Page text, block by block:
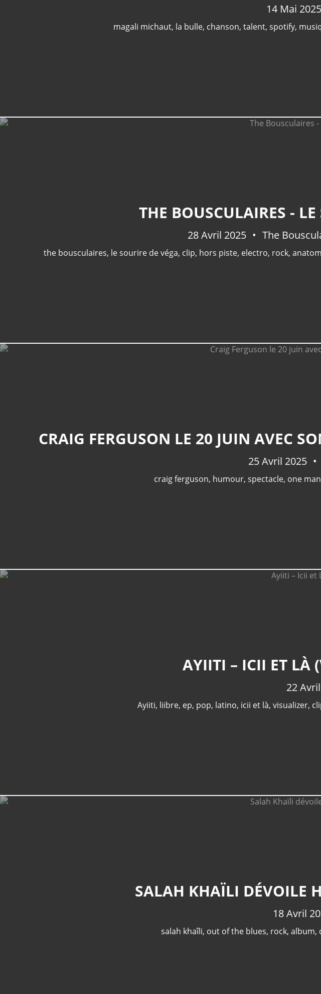
14 Mai 2025
magali michaut, la bulle, chanson, talent, spotify,
THE BOUSCULAIRES -
28 Avril 2025 The
the bousculaires, le sourire de véga, clip, hors piste, electro, rock,
CRAIG FERGUSON LE 20 JUIN AVEC
25 Avril 2025
craig ferguson, humour, spectacle, one
AYIITI – ICII ET LÀ
22
Ayiiti, liibre, ep, pop, latino, icii et là, visualizer,
SALAH KHAÏLI DÉVOILE
18 Avril
salah khaîli, out of the blues, rock, album,